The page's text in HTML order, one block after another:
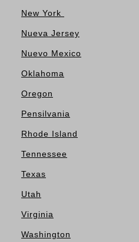
New York
Nueva Jersey
Nuevo Mexico
Oklahoma
Oregon
Pensilvania
Rhode Island
Tennessee
Texas
Utah
Virginia
Washington